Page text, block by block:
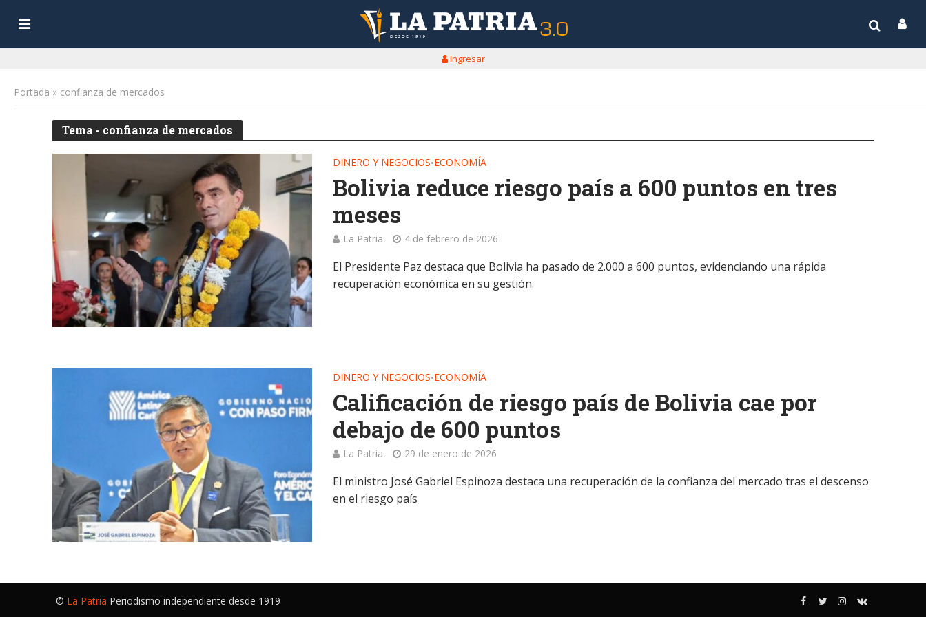
Ingresar
Portada » confianza de mercados
Tema - confianza de mercados
DINERO Y NEGOCIOS•ECONOMÍA
Bolivia reduce riesgo país a 600 puntos en tres
meses
La Patria 4 de febrero de 2026
El Presidente Paz destaca que Bolivia ha pasado de 2.000 a 600 puntos, evidenciando una rápida
recuperación económica en su gestión.
DINERO Y NEGOCIOS•ECONOMÍA
Calificación de riesgo país de Bolivia cae por
debajo de 600 puntos
La Patria 29 de enero de 2026
El ministro José Gabriel Espinoza destaca una recuperación de la confianza del mercado tras el descenso
en el riesgo país
© La Patria Periodismo independiente desde 1919